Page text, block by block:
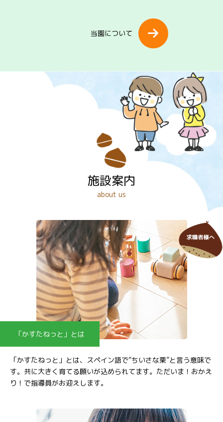
当園について
施設案内
about us
「かすたねっと」とは
「かすたねっと」とは、スペイン語で“ちいさな栗”と言う意味で
す。共に大きく育てる願いが込められてます。ただいま！おかえ
り！で指導員がお迎えします。